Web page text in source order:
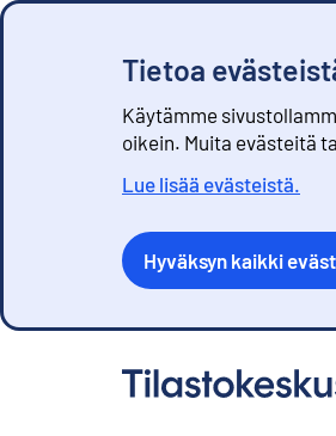
Tietoa
Käytämme
oikein. Muita evästeitä
Lue lisää evästeistä.
Hyväksyn kaikki